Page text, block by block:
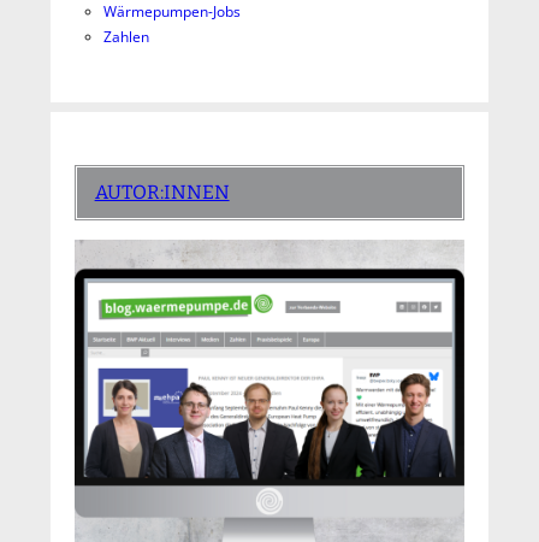
Wärmepumpen-Jobs
Zahlen
AUTOR:INNEN